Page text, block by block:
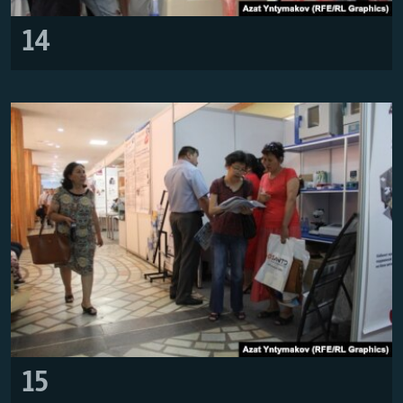
14
15